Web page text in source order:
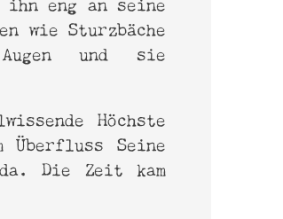
wie Sturzbäche
und sie
Höchste
Seine
Die Zeit kam